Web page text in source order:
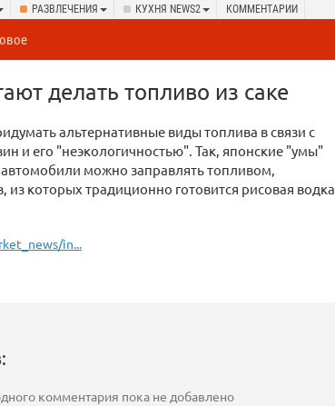
РАЗВЛЕЧЕНИЯ КУХНЯ NEWS2 КОММЕНТАРИИ
делать топливо из саке
альтернативные виды топлива в связи с
и его "неэкологичностью". Так, японские "умы"
можно заправлять топливом,
которых традиционно готовится рисовая водка
in...
комментария пока не добавлено